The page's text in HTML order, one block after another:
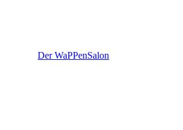
Design byDer WaPPenSalon